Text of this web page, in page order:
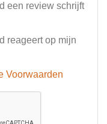
een review schrijft
reageert op mijn
Voorwaarden